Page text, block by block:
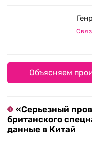
Объясняем
«Серьезный
британского
данные в Китай